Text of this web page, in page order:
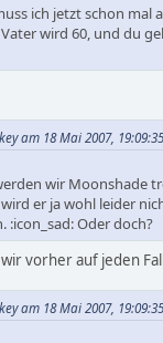
ich jetzt schon mal
wird 60, und du
am 18 Mai 2007, 19:09:35
wir Moonshade
er ja wohl leider
:icon_sad: Oder doch?
vorher auf jeden
am 18 Mai 2007, 19:09:35